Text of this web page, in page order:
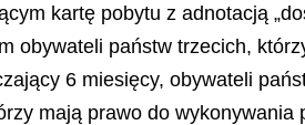
kartę pobytu z adnotacją
obywateli państw trzecich,
6 miesięcy, obywateli
mają prawo do wykonywania